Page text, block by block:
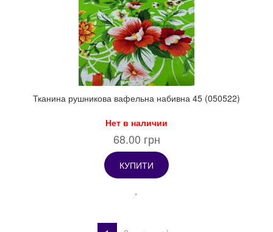
Тканина рушникова вафельна набивна 45 (050522)
Нет в наличии
68.00 грн
КУПИТИ